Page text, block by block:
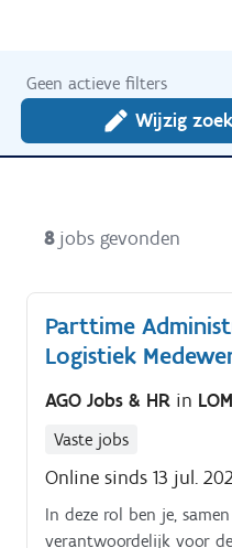
Geen actieve filters
Wijzig
8 jobs gevonden
Parttime
Logistiek
AGO Jobs & HR in
Vaste jobs
Online sinds 13 jul.
In deze rol ben je,
verantwoordelijk voor